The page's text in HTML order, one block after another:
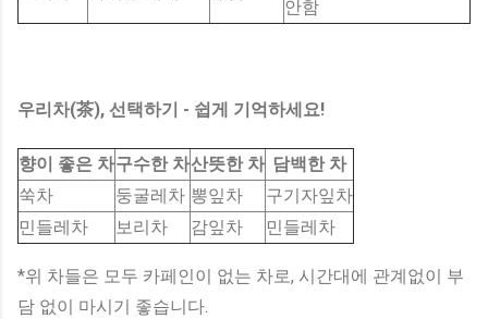
안함
우리차(茶), 선택하기 - 쉽게 기억하세요!
향이 좋은 차구수한 차산뜻한 차 담백한 차
쑥차
둥굴레차 뽕잎차
구기자잎차
민들레차
보리차 감잎차 민들레차
*위 차들은 모두 카페인이 없는 차로, 시간대에 관계없이 부
담 없이 마시기 좋습니다.